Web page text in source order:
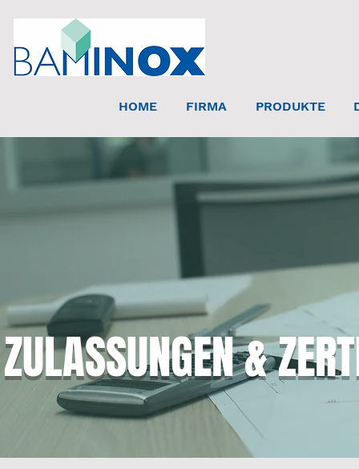
HOME FIRMA PRODUKTE
ZULASSUNGEN &